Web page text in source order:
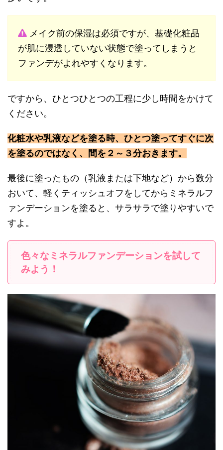
メイク前の保湿は必須ですが、基礎化粧品
が肌に浸透していない状態で塗ってしまうと
ファンデがよれやすくなります。
ですから、ひとつひとつの工程に少し時間をかけて
ください。
化粧水や乳液などを塗る時、ひとつ塗ってすぐに次
を塗るのではなく、間を２～３分おきます。
最後に塗ったもの（乳液または下地など）から数分
おいて、軽くティッシュオフをしてからミネラルフ
ァンデーションを塗ると、サラサラで塗りやすいで
すよ。
色々なミネラルファンデーションを試して
みよう！